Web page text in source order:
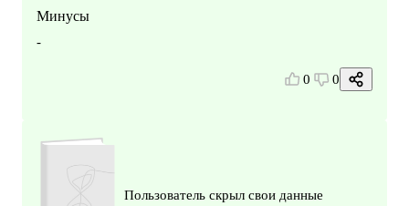
Минусы
-
0 0
Пользователь скрыл свои данные